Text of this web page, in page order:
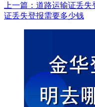
上一篇：道路运输证丢
证丢失登报需要多少钱